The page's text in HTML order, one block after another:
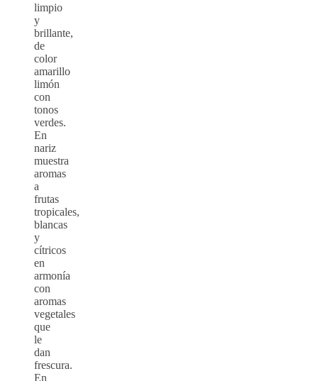
limpio
y
brillante,
de
color
amarillo
limón
con
tonos
verdes.
En
nariz
muestra
aromas
a
frutas
tropicales,
blancas
y
cítricos
en
armonía
con
aromas
vegetales
que
le
dan
frescura.
En